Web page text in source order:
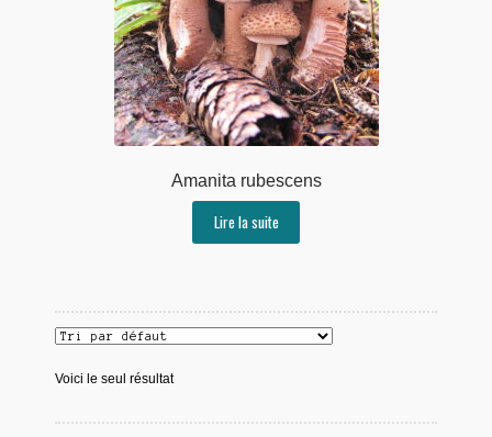
Amanita rubescens
Lire la suite
Voici le seul résultat